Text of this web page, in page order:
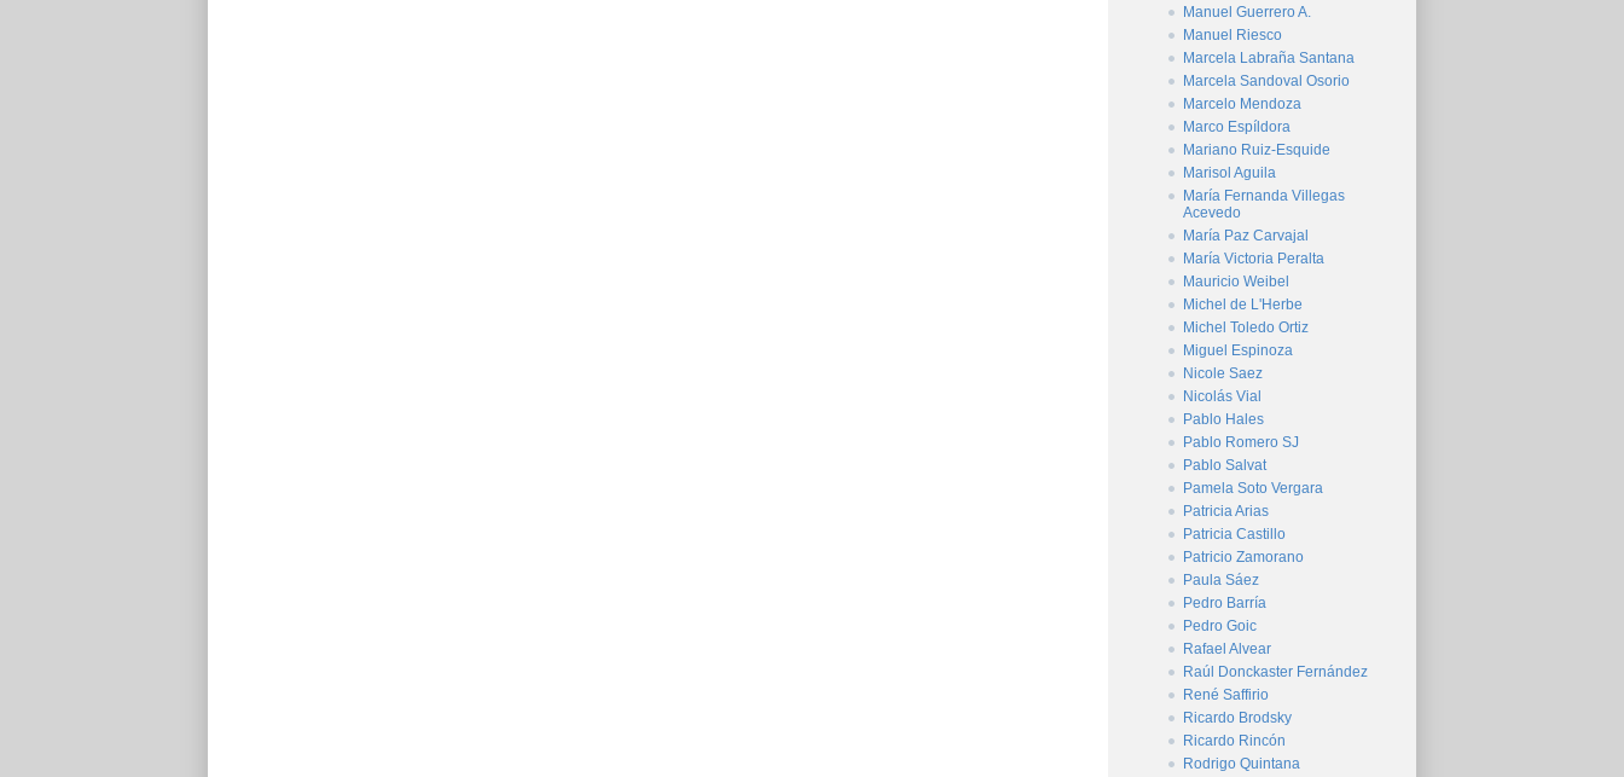
Manuel Guerrero A.
Manuel Riesco
Marcela Labraña Santana
Marcela Sandoval Osorio
Marcelo Mendoza
Marco Espíldora
Mariano Ruiz-Esquide
Marisol Aguila
María Fernanda Villegas
Acevedo
María Paz Carvajal
María Victoria Peralta
Mauricio Weibel
Michel de L'Herbe
Michel Toledo Ortiz
Miguel Espinoza
Nicole Saez
Nicolás Vial
Pablo Hales
Pablo Romero SJ
Pablo Salvat
Pamela Soto Vergara
Patricia Arias
Patricia Castillo
Patricio Zamorano
Paula Sáez
Pedro Barría
Pedro Goic
Rafael Alvear
Raúl Donckaster Fernández
René Saffirio
Ricardo Brodsky
Ricardo Rincón
Rodrigo Quintana